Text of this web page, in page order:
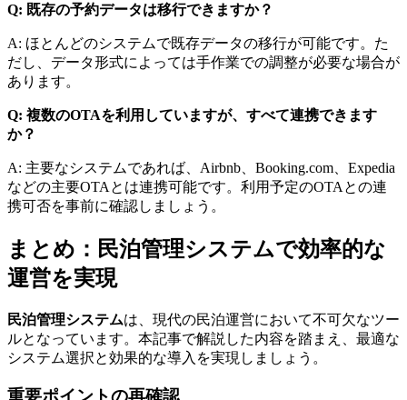
Q: 既存の予約データは移行できますか？
A: ほとんどのシステムで既存データの移行が可能です。た
だし、データ形式によっては手作業での調整が必要な場合が
あります。
Q: 複数のOTAを利用していますが、すべて連携できます
か？
A: 主要なシステムであれば、Airbnb、Booking.com、Expedia
などの主要OTAとは連携可能です。利用予定のOTAとの連
携可否を事前に確認しましょう。
まとめ：民泊管理システムで効率的な
運営を実現
民泊管理システムは、現代の民泊運営において不可欠なツー
ルとなっています。本記事で解説した内容を踏まえ、最適な
システム選択と効果的な導入を実現しましょう。